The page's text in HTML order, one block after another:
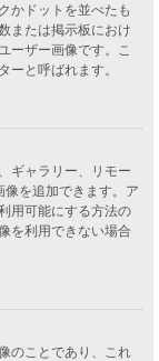
かドットを並べたも
または掲示板におけ
ーザー画像です。こ
ーと呼ばれます。
ギャラリー、リモー
像を追加できます。ア
用可能にする方法の
を利用できない場合
のことであり、これ